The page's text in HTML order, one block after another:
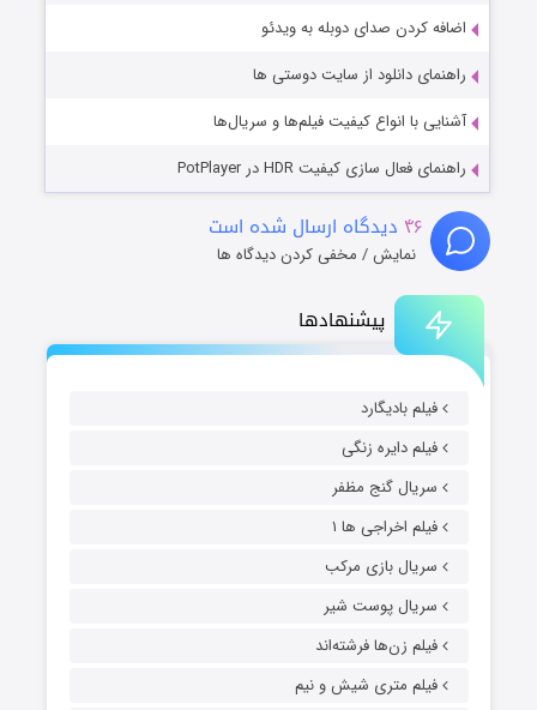
پیشنهادها
فیلم بادیگارد
فیلم دایره زنگی
سریال گنج مظفر
فیلم اخراجی ها ۱
سریال بازی مرکب
سریال پوست شیر
فیلم زن‌ها فرشته‌اند
فیلم متری شیش و نیم
اضافه کردن صدای دوبله به ویدئو
راهنمای دانلود از سایت دوستی ها
آشنایی با انواع کیفیت فیلم‌ها و سریال‌ها
راهنمای فعال سازی کیفیت HDR در PotPlayer
۴۶ دیدگاه ارسال شده است
نمایش / مخفی کردن دیدگاه ها